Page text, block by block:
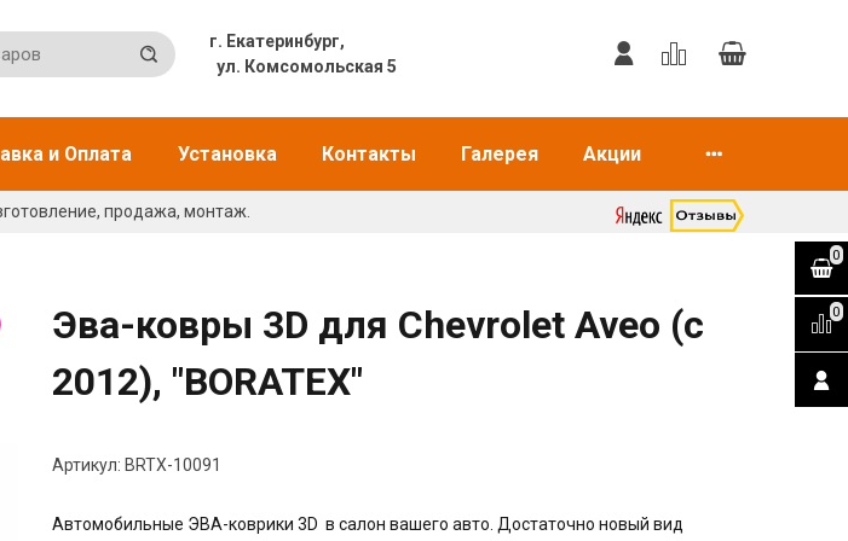
г. Екатеринбург,
ул. Комсомольская 5
и Оплата Установка Контакты Галерея Акции
продажа, монтаж.
Эва-ковры 3D для Chevrolet Aveo (c
2012), "BORATEX"
Артикул: BRTX-10091
Автомобильные ЭВА-коврики 3D в салон вашего авто. Достаточно новый вид
0
0